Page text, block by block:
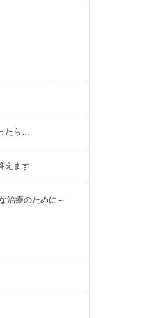
たら…
えます
治療のために～